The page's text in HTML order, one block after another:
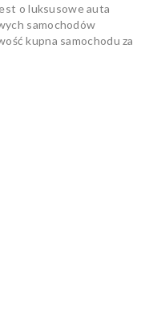
o luksusowe auta
samochodów
kupna samochodu za